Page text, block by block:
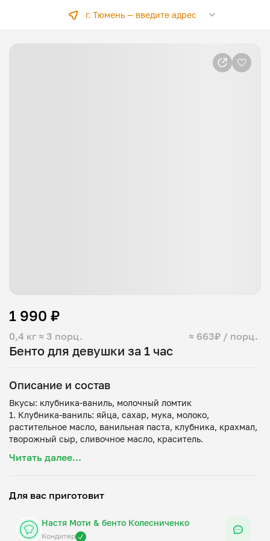
г. Тюмень — введите адрес
Бенто для девушки за 1 час
0,4 кг ≈ 3 порц. ≈ 663₽ / порц.
1 990 ₽
Описание и состав
Вкусы: клубника-ваниль, молочный ломтик
1. Клубника-ваниль: яйца, сахар, мука, молоко,
растительное масло, ванильная паста, клубника, крахмал,
творожный сыр, сливочное масло, краситель.
молоко, сода, растительное масло, разрыхлитель, мед,
В набор входят: коробка и открытка бренда Мой Повар с
ленточкой, вилка, свечка, конфетти и крафтовый пакет.
Читать далее...
Для вас приготовит
Настя Моти & бенто Колесниченко
Кондитер